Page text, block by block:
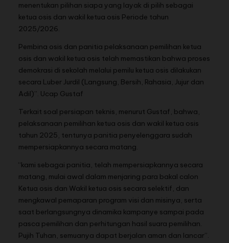
menentukan pilihan siapa yang layak di pilih sebagai
ketua osis dan wakil ketua osis Periode tahun
2025/2026.
Pembina osis dan panitia pelaksanaan pemilihan ketua
osis dan wakil ketua osis telah memastikan bahwa proses
demokrasi di sekolah melalui pemilu ketua osis dilakukan
secara Luber Jurdil (Langsung, Bersih, Rahasia, Jujur dan
Adil)”. Ucap Gustaf
Terkait soal persiapan teknis, menurut Gustaf, bahwa,
pelaksanaan pemilihan ketua osis dan wakil ketua osis
tahun 2025, tentunya panitia penyelenggara sudah
mempersiapkannya secara matang.
“kami sebagai panitia, telah mempersiapkannya secara
matang, mulai awal dalam menjaring para bakal calon
Ketua osis dan Wakil ketua osis secara selektif, dan
mengkawal pemaparan program visi dan misinya, serta
saat berlangsungnya dinamika kampanye sampai pada
pasca pemilihan dan perhitungan hasil suara pemilihan.
Pujih Tuhan, semuanya dapat berjalan aman dan lancar”.